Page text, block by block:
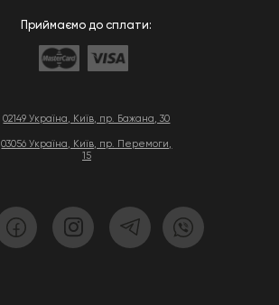
02149 Україна, Київ, пр. Бажана, 30
03056 Україна, Київ, пр. Перемоги,
15
Приймаємо до сплати: